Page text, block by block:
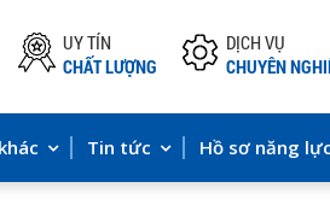
UY TÍN
CHẤT LƯỢNG
DỊCH VỤ
CHUYÊN
Tin tức Hồ sơ năng lực